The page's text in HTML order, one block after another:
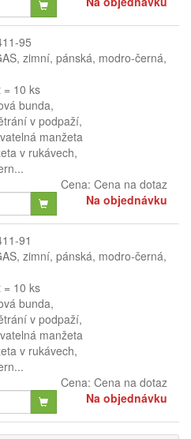
95
zimní, pánská, modro-černá,
= 10 ks
bunda,
v podpaží,
manžeta
v rukávech,
Cena: Cena na dotaz
Na objednávku
91
zimní, pánská, modro-černá,
= 10 ks
bunda,
v podpaží,
manžeta
v rukávech,
Cena: Cena na dotaz
Na objednávku